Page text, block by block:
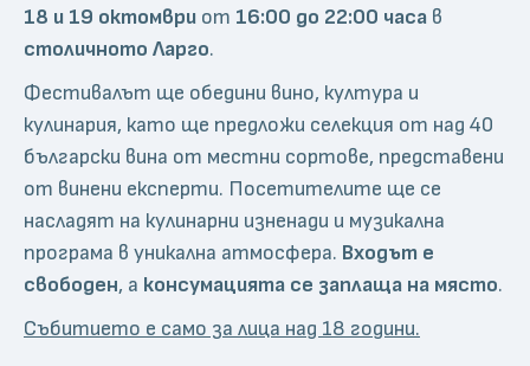
18 и 19 октомври от 16:00 до 22:00 часа в
столичното Ларго.
Фестивалът ще обедини вино, култура и
кулинария, като ще предложи селекция от над 40
български вина от местни сортове, представени
от винени експерти. Посетителите ще се
насладят на кулинарни изненади и музикална
програма в уникална атмосфера. Входът е
свободен, а консумацията се заплаща на място.
Събитието е само за лица над 18 години.